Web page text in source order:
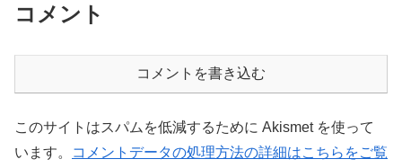
コメント
コメントを書き込む
このサイトはスパムを低減するために Akismet を使って
います。
コメントデータの処理方法の詳細はこちらをご覧